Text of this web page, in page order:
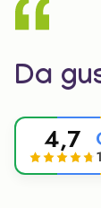
Da
4,7